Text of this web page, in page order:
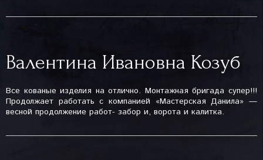
Валентина Ивановна Козуб
Все кованые изделия на отлично. Монтажная бригада супер!!!
Продолжает работать с компанией «Мастерская Данила» —
весной продолжение работ- забор и, ворота и калитка.